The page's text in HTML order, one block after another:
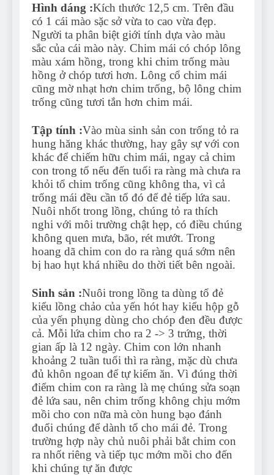
Hình dáng :Kích thước 12,5 cm. Trên đầu
có 1 cái mào sặc sở vừa to cao vừa đẹp.
Người ta phân biệt giới tính dựa vào màu
sắc của cái mào này. Chim mái có chóp lông
màu xám hồng, trong khi chim trống màu
hồng ở chóp tươi hơn. Lông cổ chim mái
cũng mờ nhạt hơn chim trống, bộ lông chim
trống cũng tươi tắn hơn chim mái.
Tập tính :Vào mùa sinh sản con trống tỏ ra
hung hăng khác thường, hay gây sự với con
khác để chiếm hữu chim mái, ngay cả chim
con trong tổ nếu đến tuổi ra ràng mà chưa ra
khỏi tổ chim trống cũng không tha, vì cả
trống mái đều cần tổ đó để đẻ tiếp lứa sau.
Nuôi nhốt trong lồng, chúng tỏ ra thích
nghi với môi trường chật hẹp, có điều chúng
không quen mưa, bão, rét mướt. Trong
hoang dã chim con do ra ràng quá sớm nên
bị hao hụt khá nhiều do thời tiết bên ngoài.
Sinh sản :Nuôi trong lồng ta dùng tổ đẻ
kiểu lồng chảo của yến hót hay kiểu hộp gỗ
của yến phụng dùng cho chóp đen đều được
cả. Mỗi lứa chim cho ra 2 -> 3 trứng, thời
gian ấp là 12 ngày. Chim con lớn nhanh
khoảng 2 tuần tuổi thì ra ràng, mặc dù chưa
đủ khôn ngoan để tự kiếm ăn. Vì đúng thời
điểm chim con ra ràng là mẹ chúng sửa soạn
đẻ lứa sau, nên chim trống không chịu mớm
mồi cho con nữa mà còn hung bạo đánh
đuổi chúng để dành tổ cho mái đẻ. Trong
trường hợp này chủ nuôi phải bắt chim con
ra nhốt riêng và tiếp tục mớm mồi cho đến
khi chúng tự ăn được